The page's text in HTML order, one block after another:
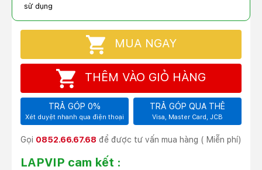
sử dụng
MUA NGAY
THÊM VÀO GIỎ HÀNG
TRẢ GÓP 0%
Xét duyệt nhanh qua điện thoại
TRẢ GÓP QUA THẺ
Visa, Master Card, JCB
Gọi 0852.66.67.68 để được tư vấn mua hàng ( Miễn phí)
LAPVIP cam kết :